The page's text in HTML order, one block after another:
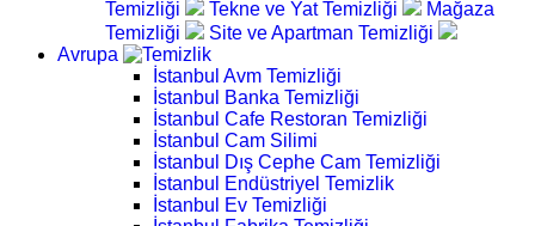
Temizliği
Tekne ve Yat Temizliği
Mağaza
Temizliği
Site ve Apartman Temizliği
Avrupa
İstanbul Avm Temizliği
İstanbul Banka Temizliği
İstanbul Cafe Restoran Temizliği
İstanbul Cam Silimi
İstanbul Dış Cephe Cam Temizliği
İstanbul Endüstriyel Temizlik
İstanbul Ev Temizliği